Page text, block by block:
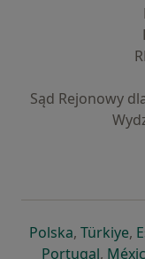
Sąd Rejonowy
Polskaotwiera
, Türkiye,
Portugal,